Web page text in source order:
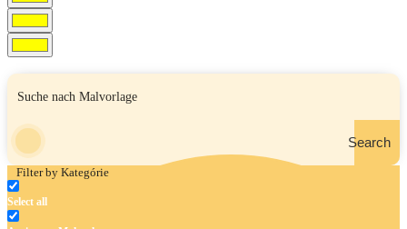
Search
Filter by Kategórie
Select all